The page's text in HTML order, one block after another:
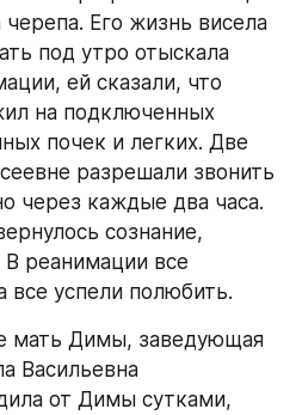
Его жизнь висела
под утро отыскала
ей сказали, что
на подключенных
почек и легких. Две
разрешали звонить
через каждые два часа.
сознание,
реанимации все
все успели полюбить.
мать Димы, заведующая
Васильевна
от Димы сутками,